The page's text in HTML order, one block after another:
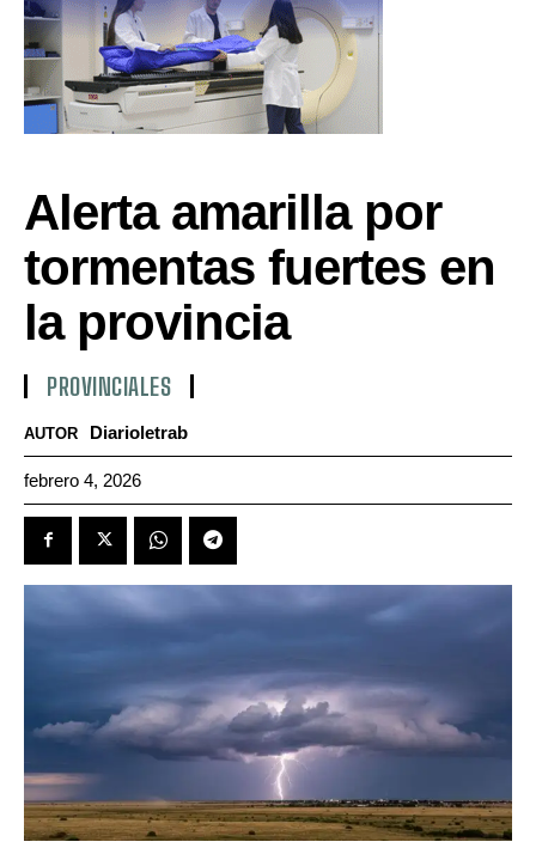
Alerta amarilla por
tormentas fuertes en
la provincia
PROVINCIALES
AUTOR Diarioletrab
febrero 4, 2026